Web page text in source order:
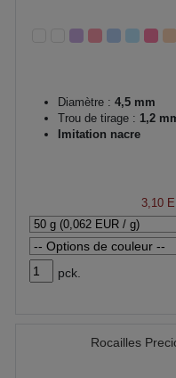
Diamètre : 4,5 mm
Trou de tirage : 1,2
Imitation nacre
3,10
pck.
Rocailles